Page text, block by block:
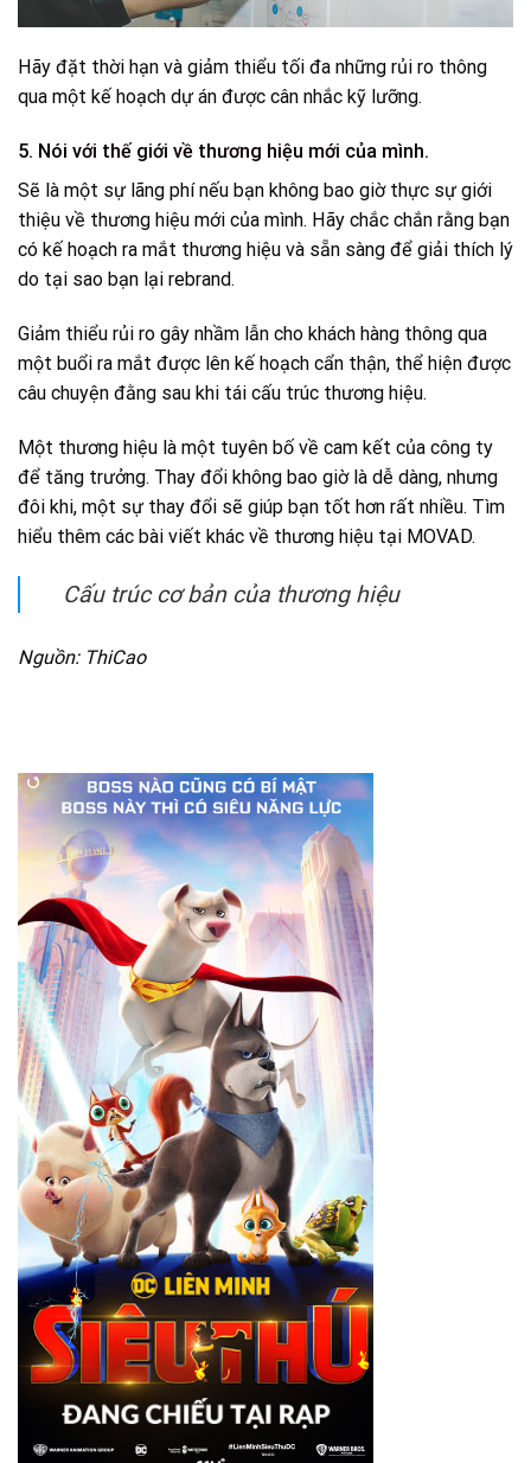
Hãy đặt thời hạn và giảm thiểu tối đa những rủi ro thông
qua một kế hoạch dự án được cân nhắc kỹ lưỡng.
5. Nói với thế giới về thương hiệu mới của mình.
Sẽ là một sự lãng phí nếu bạn không bao giờ thực sự giới
thiệu về thương hiệu mới của mình. Hãy chắc chắn rằng bạn
có kế hoạch ra mắt thương hiệu và sẵn sàng để giải thích lý
do tại sao bạn lại rebrand.
Giảm thiểu rủi ro gây nhầm lẫn cho khách hàng thông qua
một buổi ra mắt được lên kế hoạch cẩn thận, thể hiện được
câu chuyện đằng sau khi tái cấu trúc thương hiệu.
Một thương hiệu là một tuyên bố về cam kết của công ty
để tăng trưởng. Thay đổi không bao giờ là dễ dàng, nhưng
đôi khi, một sự thay đổi sẽ giúp bạn tốt hơn rất nhiều. Tìm
hiểu thêm các bài viết khác về thương hiệu tại MOVAD.
Cấu trúc cơ bản của thương hiệu
Nguồn: ThiCao